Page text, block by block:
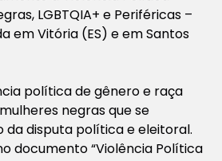
LGBTQIA+ e Periféricas –
em Vitória (ES) e em Santos
política de gênero e raça
negras que se
disputa política e eleitoral.
documento “Violência Política